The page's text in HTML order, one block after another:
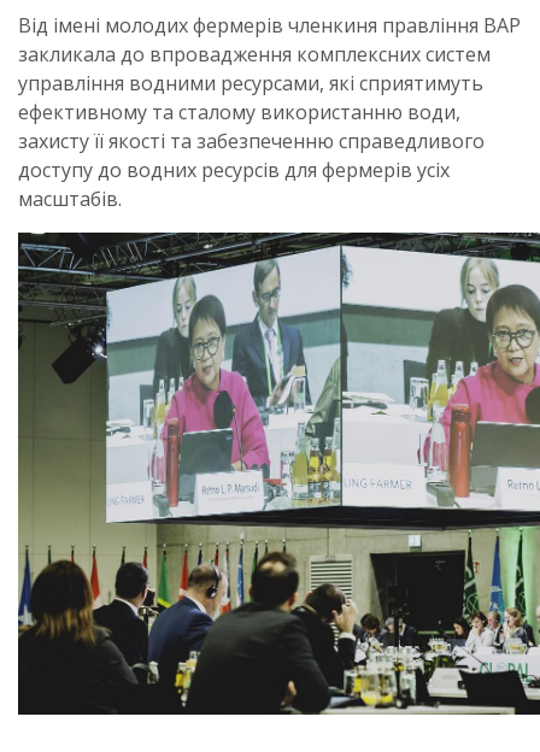
Від імені молодих фермерів членкиня правління ВАР
закликала до впровадження комплексних систем
управління водними ресурсами, які сприятимуть
ефективному та сталому використанню води,
захисту її якості та забезпеченню справедливого
доступу до водних ресурсів для фермерів усіх
масштабів.